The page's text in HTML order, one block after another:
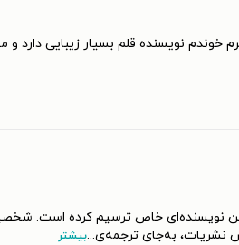
خوندم نویسنده قلم بسیار زیبایی
نویسنده‌ای خاص ترسیم کرده است.
نشریات، به‌جای ترجمه‌ی...بیشتر